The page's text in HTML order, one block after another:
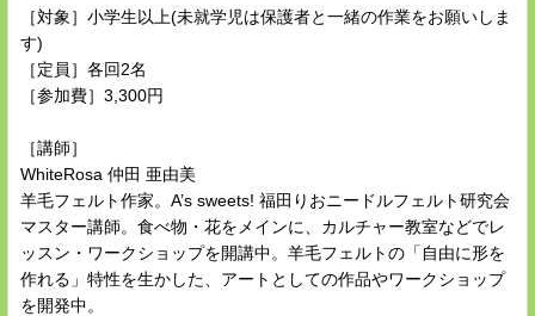
［対象］小学生以上(未就学児は保護者と一緒の作業をお願いしま
す)
［定員］各回2名
［参加費］3,300円
［講師］
WhiteRosa 仲田 亜由美
羊毛フェルト作家。A’s sweets! 福田りおニードルフェルト研究会
マスター講師。食べ物・花をメインに、カルチャー教室などでレ
ッスン・ワークショップを開講中。羊毛フェルトの「自由に形を
作れる」特性を生かした、アートとしての作品やワークショップ
を開発中。